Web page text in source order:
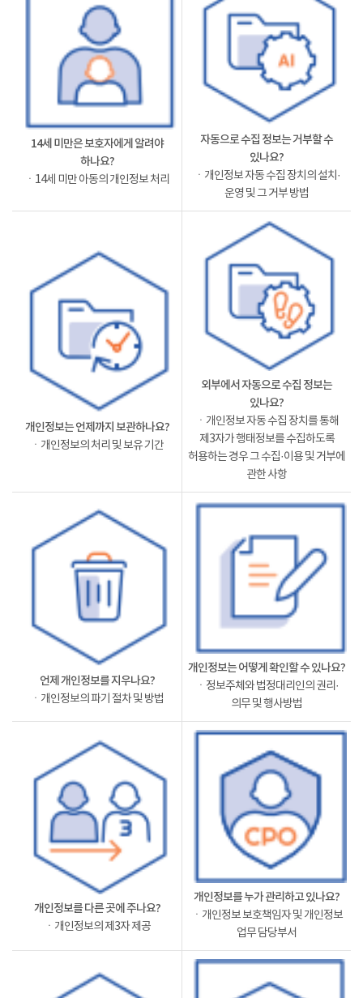
14세 미만은 보호자에게 알려야
하나요?
ㆍ14세 미만 아동의 개인정보 처리
자동으로 수집 정보는 거부할 수
있나요?
ㆍ개인정보 자동 수집 장치의 설치·
운영 및 그 거부 방법
개인정보는 언제까지 보관하나요?
ㆍ개인정보의 처리 및 보유 기간
외부에서 자동으로 수집 정보는
있나요?
ㆍ개인정보 자동 수집 장치를 통해
제3자가 행태정보를 수집하도록
허용하는 경우 그 수집·이용 및 거부에
관한 사항
언제 개인정보를 지우나요?
ㆍ개인정보의 파기 절차 및 방법
개인정보는 어떻게 확인할 수 있나요?
ㆍ정보주체와 법정대리인의 권리·
의무 및 행사방법
개인정보를 다른 곳에 주나요?
ㆍ개인정보의 제3자 제공
개인정보를 누가 관리하고 있나요?
ㆍ개인정보 보호책임자 및 개인정보
업무 담당부서